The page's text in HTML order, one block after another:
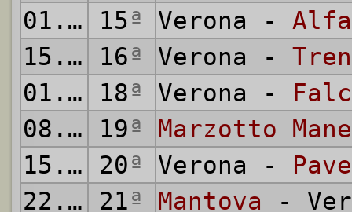
01.02.1942
15ª Verona - Alfa
15.02.1942
16ª Verona -
01.03.1942
18ª Verona -
08.03.1942
19ª
Marzotto
15.03.1942
20ª Verona -
22.03.1942
21ª Mantova -